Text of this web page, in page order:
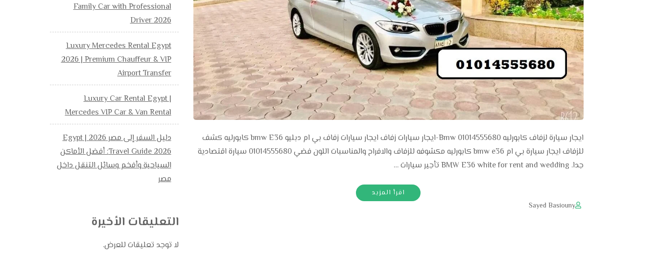
ايجار سيارة لزفاف كابورليه Bmw 01014555680-ايجار سيارات زفاف ايجار سيارات زفاف بي ام دبليو bmw E36 كابورليه كشف
للزفاف ايجار سيارة بي ام bmw e36 كابورليه مكشوفه للزفاف والافراح والمناسبات اللون فضي 01014555680 سيارة اقتصادية
جدا. BMW E36 white for rent and wedding تأجير سيارات …
اقرأ المزيد
Sayed Basiouny
Family Car with Professional
Driver 2026
Luxury Mercedes Rental Egypt
2026 | Premium Chauffeur & VIP
Airport Transfer
Luxury Car Rental Egypt |
Mercedes VIP Car & Van Rental
دليل السفر إلى مصر 2026 | Egypt
Travel Guide 2026: أفضل الأماكن
السياحية وأفخم وسائل التنقل داخل
مصر
التعليقات الأخيرة
لا توجد تعليقات للعرض.